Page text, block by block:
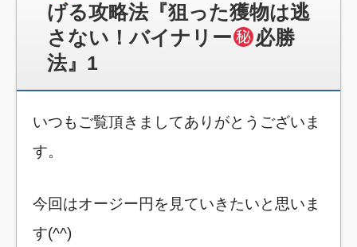
げる攻略法『狙った獲物は逃
さない！バイナリー
必勝
法』1
いつもご覧頂きましてありがとうございま
す。
今回はオージー円を見ていきたいと思いま
す(^^)